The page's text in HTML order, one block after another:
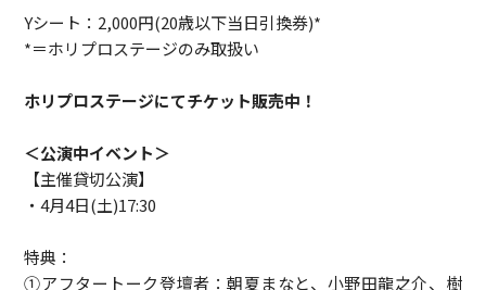
Yシート：2,000円(20歳以下当日引換券)*
*＝ホリプロステージのみ取扱い
ホリプロステージにてチケット販売中！
＜公演中イベント＞
【主催貸切公演】
・4月4日(土)17:30
特典：
①アフタートーク登壇者：朝夏まなと、小野田龍之介、樹